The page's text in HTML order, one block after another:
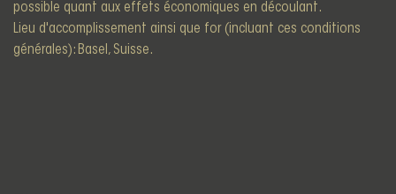
possible quant aux effets économiques en découlant.
Lieu d'accomplissement ainsi que for (incluant ces conditions
générales): Basel, Suisse.